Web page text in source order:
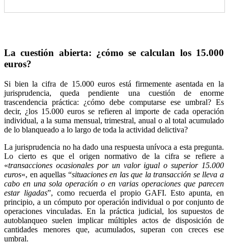
La cuestión abierta: ¿cómo se calculan los 15.000
euros?
Si bien la cifra de 15.000 euros está firmemente asentada en la
jurisprudencia, queda pendiente una cuestión de enorme
trascendencia práctica: ¿cómo debe computarse ese umbral? Es
decir, ¿los 15.000 euros se refieren al importe de cada operación
individual, a la suma mensual, trimestral, anual o al total acumulado
de lo blanqueado a lo largo de toda la actividad delictiva?
La jurisprudencia no ha dado una respuesta unívoca a esta pregunta.
Lo cierto es que el origen normativo de la cifra se refiere a
«transacciones ocasionales por un valor igual o superior 15.000
euros«, en aquellas “situaciones en las que la transacción se lleva a
cabo en una sola operación o en varias operaciones que parecen
estar ligadas”, como recuerda el propio GAFI. Esto apunta, en
principio, a un cómputo por operación individual o por conjunto de
operaciones vinculadas. En la práctica judicial, los supuestos de
autoblanqueo suelen implicar múltiples actos de disposición de
cantidades menores que, acumulados, superan con creces ese
umbral.